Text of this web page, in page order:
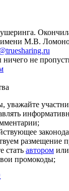
М.В.
не
уважайте
размещение
стать автором или
промокоды;